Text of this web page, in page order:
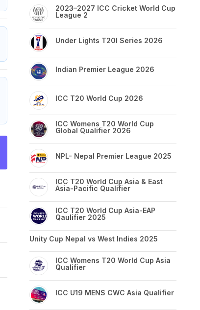
2023–2027 ICC Cricket World Cup
League 2
Under Lights T20I Series 2026
Indian Premier League 2026
ICC T20 World Cup 2026
ICC Womens T20 World Cup
Global Qualifier 2026
NPL- Nepal Premier League 2025
ICC T20 World Cup Asia & East
Asia-Pacific Qualifier
ICC T20 World Cup Asia-EAP
Qaulifier 2025
Unity Cup Nepal vs West Indies 2025
ICC Womens T20 World Cup Asia
Qualifier
ICC U19 MENS CWC Asia Qualifier